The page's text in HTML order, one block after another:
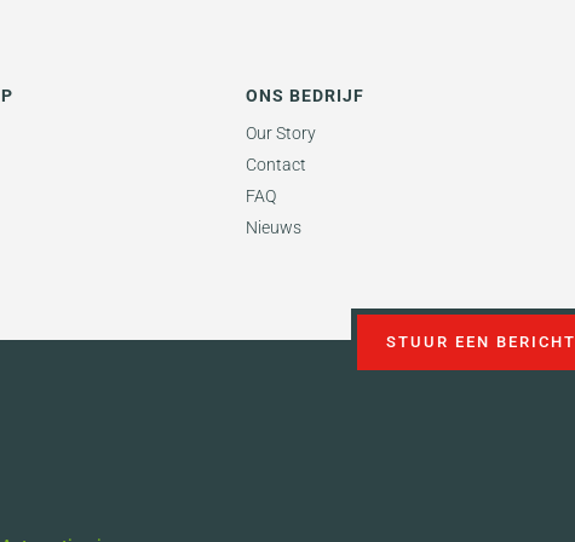
ONS BEDRIJF
Our Story
Contact
FAQ
Nieuws
STUUR EEN BERICHT